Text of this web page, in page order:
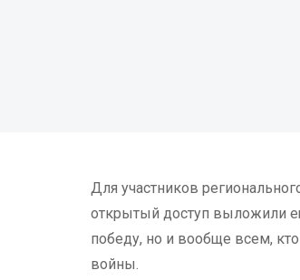
Для участников
открытый доступ выложили
победу, но и вообще всем,
войны.